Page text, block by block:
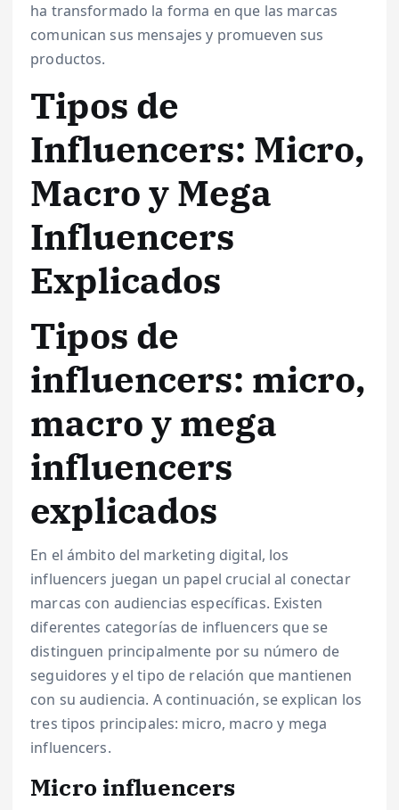
ha transformado la forma en que las marcas
comunican sus mensajes y promueven sus
productos.
Tipos de
Influencers: Micro,
Macro y Mega
Influencers
Explicados
Tipos de
influencers: micro,
macro y mega
influencers
explicados
En el ámbito del marketing digital, los
influencers juegan un papel crucial al conectar
marcas con audiencias específicas. Existen
diferentes categorías de influencers que se
distinguen principalmente por su número de
seguidores y el tipo de relación que mantienen
con su audiencia. A continuación, se explican los
tres tipos principales: micro, macro y mega
influencers.
Micro influencers